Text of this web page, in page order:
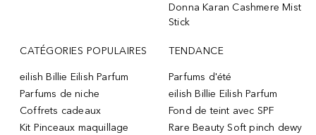
Donna Karan Cashmere Mist
Stick
CATÉGORIES POPULAIRES
eilish Billie Eilish Parfum
Parfums de niche
Coffrets cadeaux
Kit Pinceaux maquillage
TENDANCE
Parfums d'été
eilish Billie Eilish Parfum
Fond de teint avec SPF
Rare Beauty Soft pinch dewy